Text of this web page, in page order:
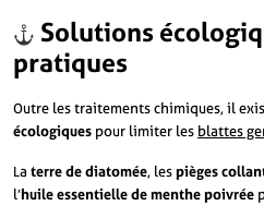
Solutions
pratiques
Outre les traitements chimiques, il
écologiques pour limiter les blattes
La terre de diatomée, lespièges
l’huile essentielle de menthe poivrée